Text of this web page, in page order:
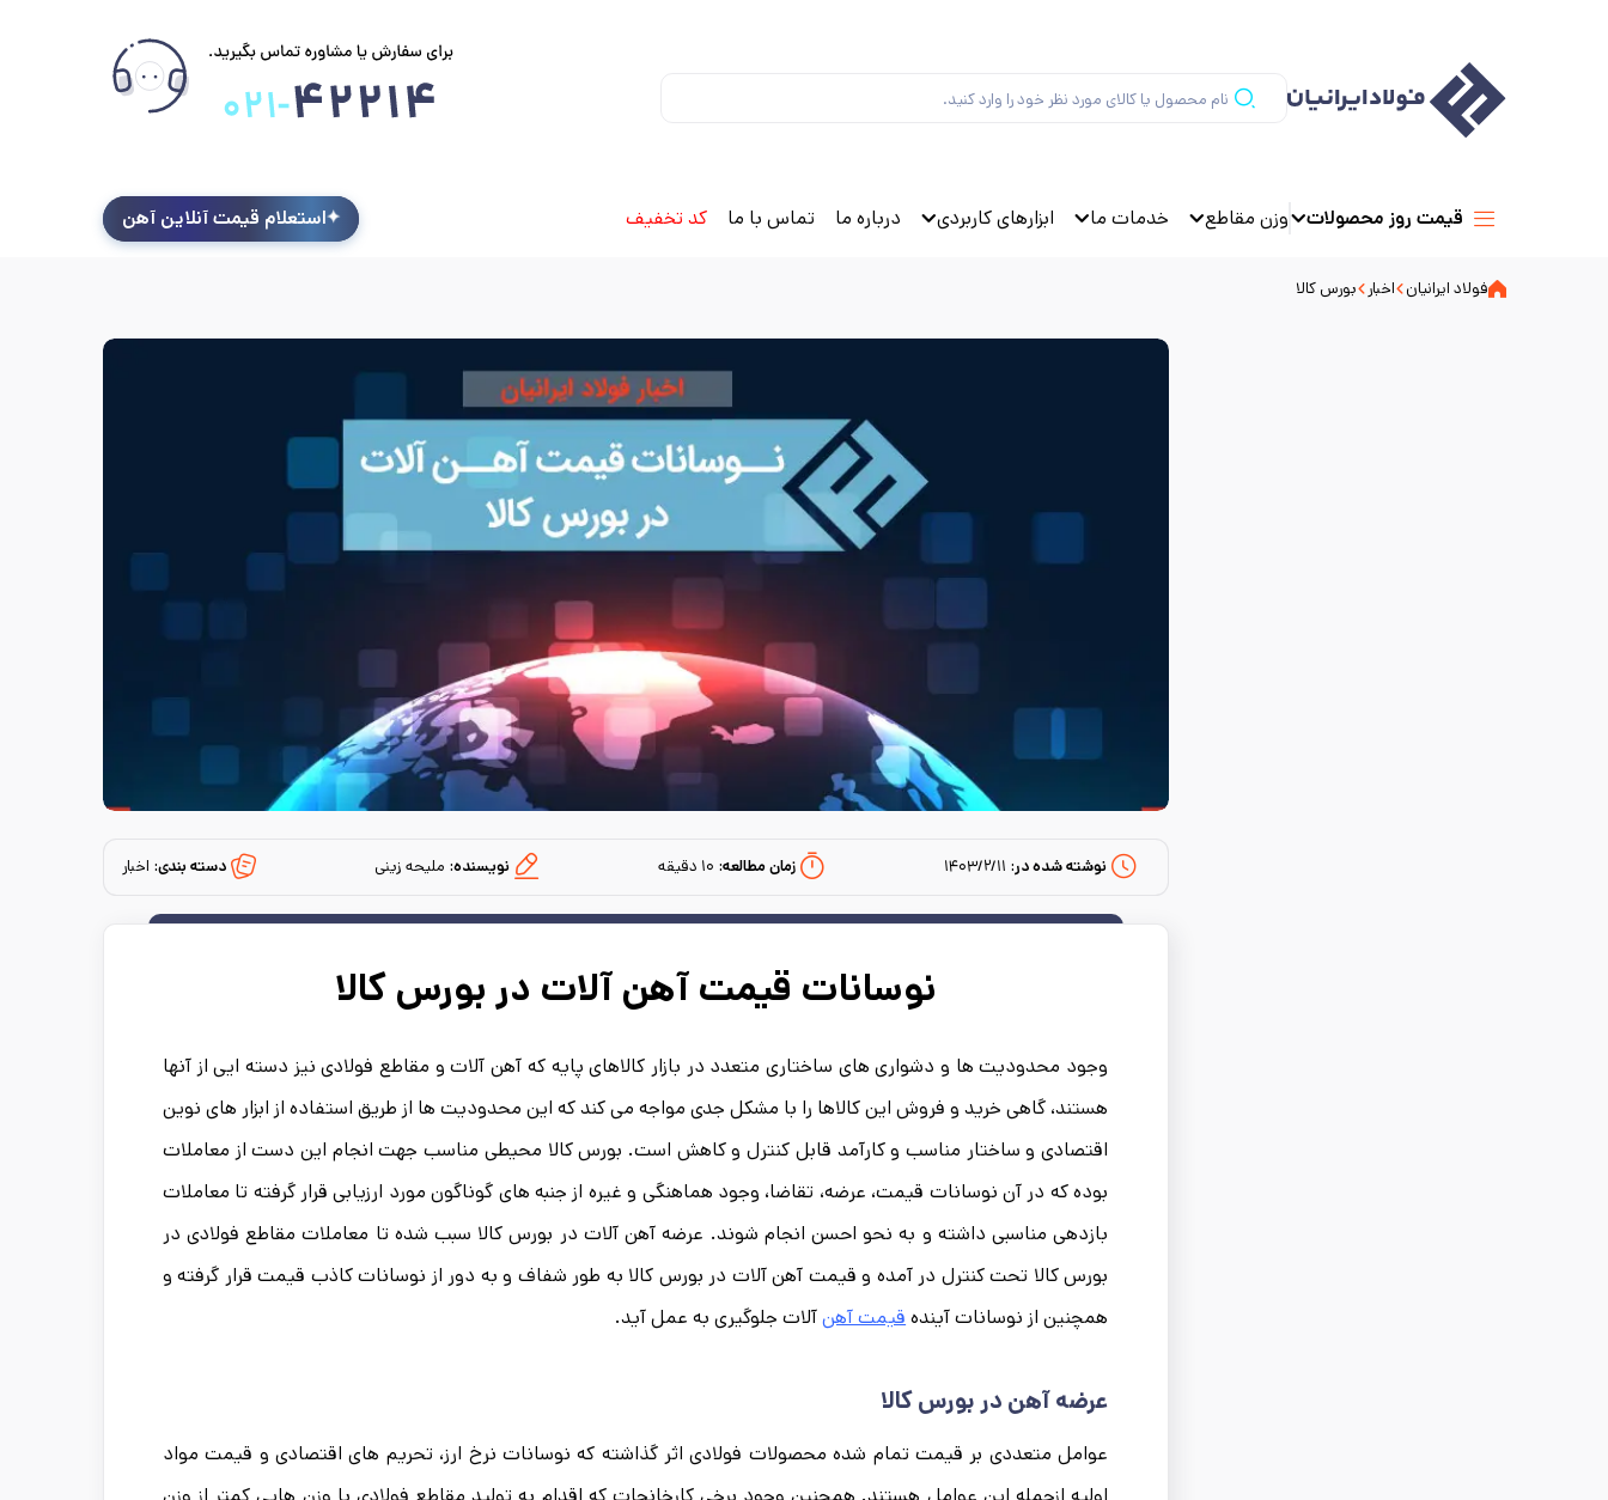
قیمت روز محصولات وزن مقاطع خدمات ما ابزارهای کاربردی درباره ما تماس با ما کد تخفیف استعلام قیمت آنلاین آهن
فولاد ایرانیان اخبار بورس کالا
نوشته شده در: ۱۴۰۳/۲/۱۱ زمان مطالعه:‌ ۱۰ دقیقه نویسنده: ملیحه زینی دسته بندی: اخبار
نوسانات قیمت آهن آلات در بورس کالا
وجود محدودیت ها و دشواری های ساختاری متعدد در بازار کالاهای پایه که آهن آلات و مقاطع فولادی نیز دسته ایی از آنها
هستند، گاهی خرید و فروش این کالاها را با مشکل جدی مواجه می کند که این محدودیت ها از طریق استفاده از ابزار های نوین
اقتصادی و ساختار مناسب و کارآمد قابل کنترل و کاهش است. بورس کالا محیطی مناسب جهت انجام این دست از معاملات
بوده که در آن نوسانات قیمت، عرضه، تقاضا، وجود هماهنگی و غیره از جنبه های گوناگون مورد ارزیابی قرار گرفته تا معاملات
بازدهی مناسبی داشته و به نحو احسن انجام شوند. عرضه آهن آلات در بورس کالا سبب شده تا معاملات مقاطع فولادی در
بورس کالا تحت کنترل در آمده و قیمت آهن آلات در بورس کالا به طور شفاف و به دور از نوسانات کاذب قیمت قرار گرفته و
همچنین از نوسانات آیندهقیمت آهنآلات جلوگیری به عمل آید.
عرضه آهن در بورس کالا
عوامل متعددی بر قیمت تمام شده محصولات فولادی اثر گذاشته که نوسانات نرخ ارز، تحریم های اقتصادی و قیمت مواد